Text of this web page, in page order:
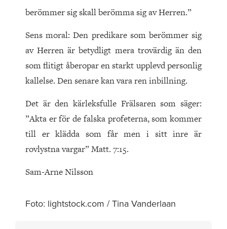
berömmer sig skall berömma sig av Herren.”
Sens moral: Den predikare som berömmer sig
av Herren är betydligt mera trovärdig än den
som flitigt åberopar en starkt upplevd personlig
kallelse. Den senare kan vara ren inbillning.
Det är den kärleksfulle Frälsaren som säger:
”Akta er för de falska profeterna, som kommer
till er klädda som får men i sitt inre är
rovlystna vargar” Matt. 7:15.
Sam-Arne Nilsson
Foto: lightstock.com / Tina Vanderlaan